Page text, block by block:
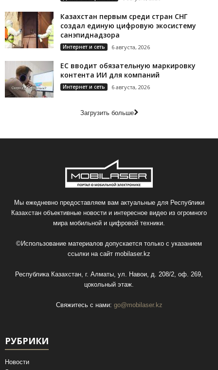
Казахстан первым среди стран СНГ
создал единую цифровую экосистему
санэпиднадзора
Интернет и сеть 6 августа, 2026
ЕС вводит обязательную маркировку
контента ИИ для компаний
Интернет и сеть 6 августа, 2026
Загрузить больше
Мы ежедневно предоставляем вам актуальные для Республики
Казахстан объективные новости и интересное видео из огромного
мира мобильной и цифровой техники.
©Использование материалов допускается только с указанием
ссылки на сайт mobilaser.kz
Республика Казахстан, г. Алматы, ул. Навои, д. 208/2, оф. 269,
цокольный этаж.
Свяжитесь с нами: go@mobilaser.kz
РУБРИКИ
Новости